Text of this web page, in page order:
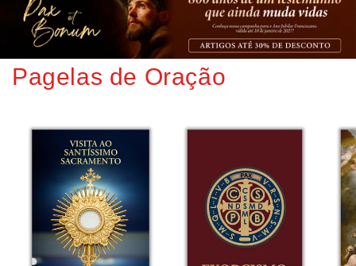
Pagelas de Oração